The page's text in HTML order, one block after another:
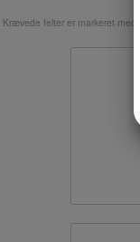
Krævede felter er markeret med